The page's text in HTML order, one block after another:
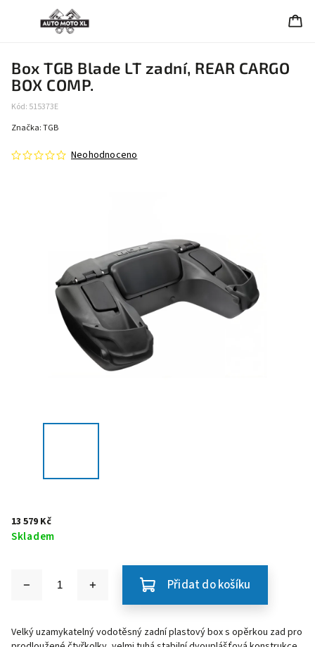
Box TGB Blade LT zadní, REAR CARGO
BOX COMP.
Kód: 515373E
Neohodnoceno
Značka:TGB
13 579 Kč
Skladem
Přidat do košíku
Velký uzamykatelný vodotěsný zadní plastový box s opěrkou zad pro